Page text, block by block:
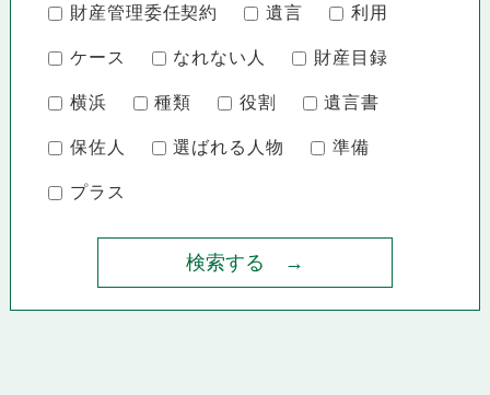
財産管理委任契約 遺言 利用
ケース なれない人 財産目録
横浜 種類 役割 遺言書
保佐人 選ばれる人物 準備
プラス